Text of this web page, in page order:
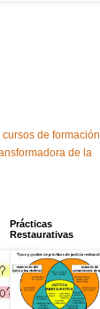
de formación
de la
Prácticas
Restaurativas